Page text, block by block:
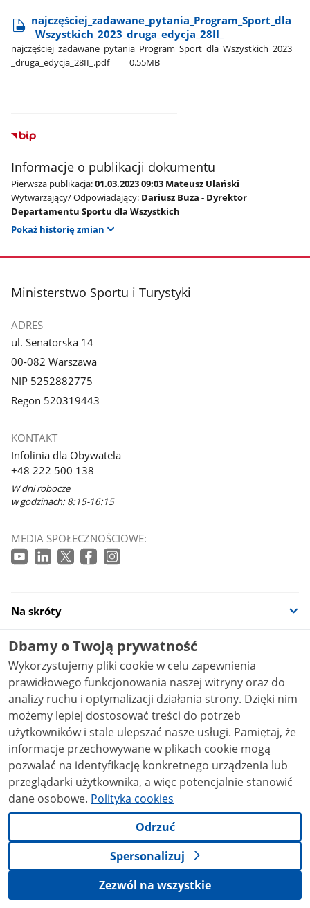
najczęściej​_zadawane​_pytania​_Program​_Sport​_dla​
_Wszystkich​_2023​_druga​_edycja​_28II​_
najczęściej​_zadawane​_pytania​_Program​_Sport​_dla​_Wszystkich​_2023​
_druga​_edycja​_28II​_.pdf
0.55MB
Informacje o publikacji dokumentu
Pierwsza publikacja:01.03.2023 09:03 Mateusz Ulański
Wytwarzający/ Odpowiadający: Dariusz Buza - Dyrektor
Departamentu Sportu dla Wszystkich
Pokaż historię zmian
stopka
Ministerstwo Sportu i Turystyki
ADRES
ul. Senatorska 14
00-082 Warszawa
NIP 5252882775
Regon 520319443
KONTAKT
Infolinia dla Obywatela
+48 222 500 138
W dni robocze
w godzinach: 8:15-16:15
MEDIA SPOŁECZNOŚCIOWE:
Na skróty
stopka
gov.pl
Strona
główna
gov.pl
gov.pl
Polityka cookies
Służba cywilna
Profil zaufany
BIP
Prawa autorskie
Warunki korzystania
Deklaracja dostępności serwisu Gov.pl
Ustawienia prywatności
Dbamy o Twoją prywatność
Wykorzystujemy pliki cookie w celu zapewnienia
prawidłowego funkcjonowania naszej witryny oraz do
analizy ruchu i optymalizacji działania strony. Dzięki nim
możemy lepiej dostosować treści do potrzeb
użytkowników i stale ulepszać nasze usługi. Pamiętaj, że
informacje przechowywane w plikach cookie mogą
pozwalać na identyfikację konkretnego urządzenia lub
przeglądarki użytkownika, a więc potencjalnie stanowić
dane osobowe. Polityka cookies
Odrzuć
Spersonalizuj
Zezwól na wszystkie